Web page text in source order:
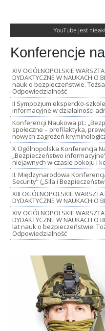
YouTube jest
Konferencje
XIV OGÓLNOPOLSKIE
DYDAKTYCZNE W NAUKACH O
nauk o bezpieczeństwie.
Odpowiedzialność
II Sympozjum ekspercko-
informacyjne w działalności
Konferencji Naukowa pt.:
społeczne – profilaktyka,
nowych zagrożeń
X Ogólnopolska Konferencja
„Bezpieczeństwo
niejawnych w czasie pokoju i
II. Międzynarodowa
Security” („Siła i
XIII OGÓLNOPOLSKIE
DYDAKTYCZNE W NAUKACH O
XIV OGÓLNOPOLSKIE
DYDAKTYCZNE W NAUKACH O
lat nauk o bezpieczeństwie.
Odpowiedzialność